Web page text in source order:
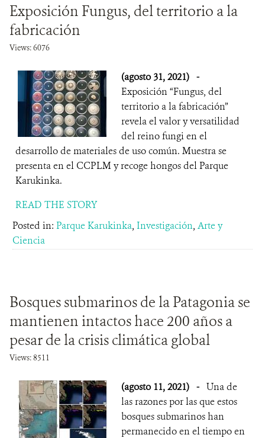
DONA
Exposición Fungus, del territorio a la
fabricación
Views: 6076
(agosto 31, 2021) -
Exposición “Fungus, del
territorio a la fabricación”
revela el valor y versatilidad
del reino fungi en el
desarrollo de materiales de uso común. Muestra se
presenta en el CCPLM y recoge hongos del Parque
Karukinka.
READ THE STORY
Posted in: Parque Karukinka, Investigación, Arte y
Ciencia
Bosques submarinos de la Patagonia se
mantienen intactos hace 200 años a
pesar de la crisis climática global
Views: 8511
(agosto 11, 2021) - Una de
las razones por las que estos
bosques submarinos han
permanecido en el tiempo en